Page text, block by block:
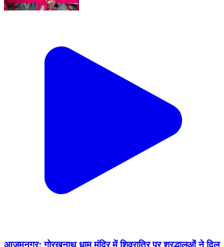
आज़मनगर: गोरखनाथ धाम मंदिर में शिवरात्रि पर श्रद्धालुओं ने दिल